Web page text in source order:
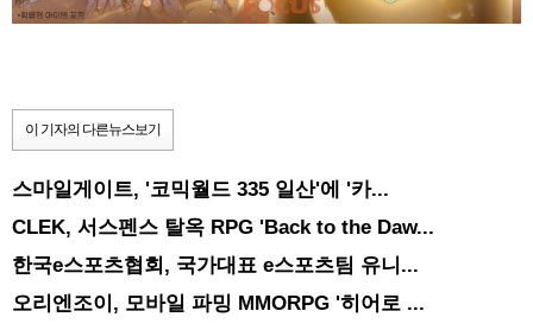
이 기자의 다른뉴스보기
스마일게이트, '코믹월드 335 일산'에 '카...
CLEK, 서스펜스 탈옥 RPG 'Back to the Daw...
한국e스포츠협회, 국가대표 e스포츠팀 유니...
오리엔조이, 모바일 파밍 MMORPG '히어로 ...